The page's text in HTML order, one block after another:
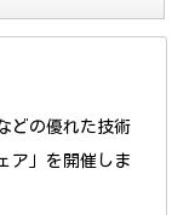
どの優れた技術
ア」を開催しま